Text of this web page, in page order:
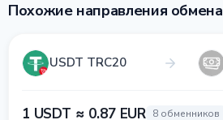
Похожие направления обмена
USDT TRC20
1 USDT ≈ 0.87 EUR 8 обменников